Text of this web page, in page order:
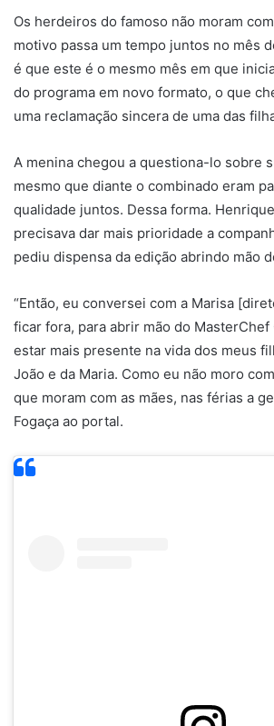
Os herdeiros do famoso não moram
motivo passa um tempo juntos no mês
é que este é o mesmo mês em que
do programa em novo formato, o que
uma reclamação sincera de uma das
A menina chegou a questiona-lo sobre
mesmo que diante o combinado eram
qualidade juntos. Dessa forma.
precisava dar mais prioridade a
pediu dispensa da edição abrindo mão
“Então, eu conversei com a Marisa
ficar fora, para abrir mão do
estar mais presente na vida dos meus
João e da Maria. Como eu não moro
que moram com as mães, nas férias a
Fogaça ao portal.